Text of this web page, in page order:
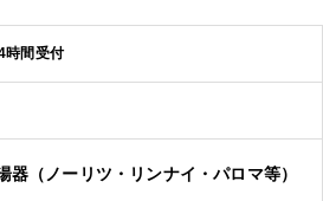
時間受付
器（ノーリツ・リンナイ・パロマ等）